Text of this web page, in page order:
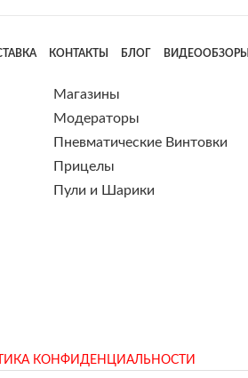
КОНТАКТЫ БЛОГ ВИДЕООБЗОРЫ
Магазины
Модераторы
Пневматические Винтовки
Прицелы
Пули и Шарики
КОНФИДЕНЦИАЛЬНОСТИ